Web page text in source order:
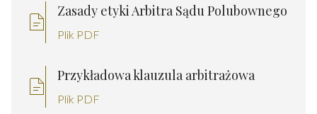
Zasady etyki Arbitra Sądu Polubownego
Plik PDF
Przykładowa klauzula arbitrażowa
Plik PDF